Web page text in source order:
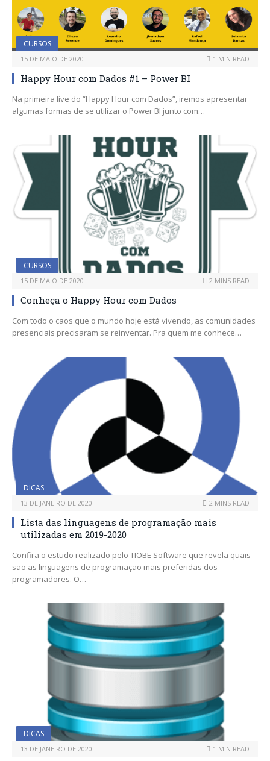
CURSOS
15 DE MAIO DE 2020 1 MIN READ
Happy Hour com Dados #1 – Power BI
Na primeira live do “Happy Hour com Dados”, iremos apresentar
algumas formas de se utilizar o Power BI junto com…
CURSOS
15 DE MAIO DE 2020 2 MINS READ
Conheça o Happy Hour com Dados
Com todo o caos que o mundo hoje está vivendo, as comunidades
presenciais precisaram se reinventar. Pra quem me conhece…
DICAS
13 DE JANEIRO DE 2020 2 MINS READ
Lista das linguagens de programação mais
utilizadas em 2019-2020
Confira o estudo realizado pelo TIOBE Software que revela quais
são as linguagens de programação mais preferidas dos
programadores. O…
DICAS
13 DE JANEIRO DE 2020 1 MIN READ